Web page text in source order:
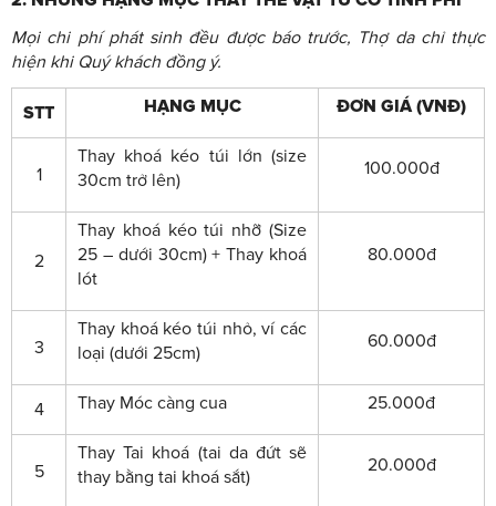
Mọi chi phí phát sinh đều được báo trước, Thợ da chỉ thực
hiện khi Quý khách đồng ý.
STT HẠNG MỤC ĐƠN GIÁ (VNĐ)
1
Thay khoá kéo túi lớn (size
30cm trở lên)
100.000đ
2
Thay khoá kéo túi nhỡ (Size
25 – dưới 30cm) + Thay khoá
lót
80.000đ
3
Thay khoá kéo túi nhỏ, ví các
loại (dưới 25cm)
60.000đ
4 Thay Móc càng cua 25.000đ
5
Thay Tai khoá (tai da đứt sẽ
thay bằng tai khoá sắt)
20.000đ